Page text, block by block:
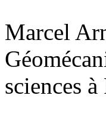
Marcel
sciences